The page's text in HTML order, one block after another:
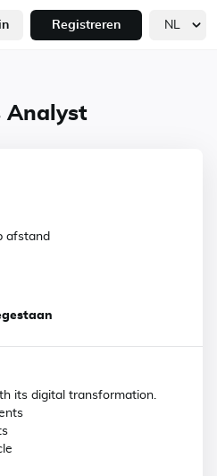
Registreren
Analyst
afstand
its digital transformation.